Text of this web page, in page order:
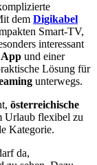
dem Digikabel
Smart-TV,
interessant
und einer
Lösung für
unterwegs.
österreichische
Urlaub flexibel zu
Kategorie.
da,